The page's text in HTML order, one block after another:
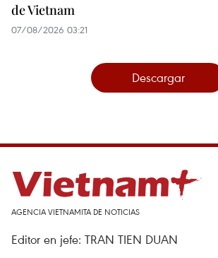
de Vietnam
07/08/2026 03:21
Descargar
AGENCIA VIETNAMITA DE NOTICIAS
Editor en jefe: TRAN TIEN DUAN